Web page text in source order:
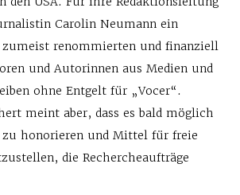
Carolin Neumann ein
zumeist renommierten und finanziell
und Autorinnen aus Medien und
ohne Entgelt für „Vocer“.
meint aber, dass es bald möglich
honorieren und Mittel für freie
die Rechercheaufträge